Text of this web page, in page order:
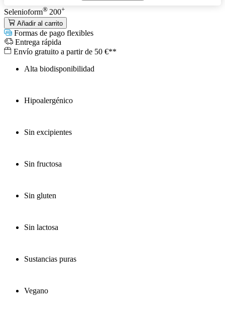
Selenioform® 200+
Añadir al carrito
Formas de pago flexibles
Entrega rápida
Envío gratuito a partir de 50 €**
Alta biodisponibilidad
Hipoalergénico
Sin excipientes
Sin fructosa
Sin gluten
Sin lactosa
Sustancias puras
Vegano